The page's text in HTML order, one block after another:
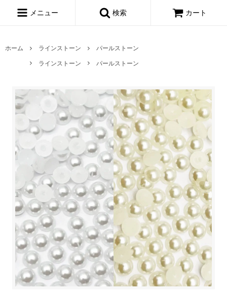
メニュー 検索 カート
ホーム ラインストーン
パールストーン
ラインストーン
パールストーン